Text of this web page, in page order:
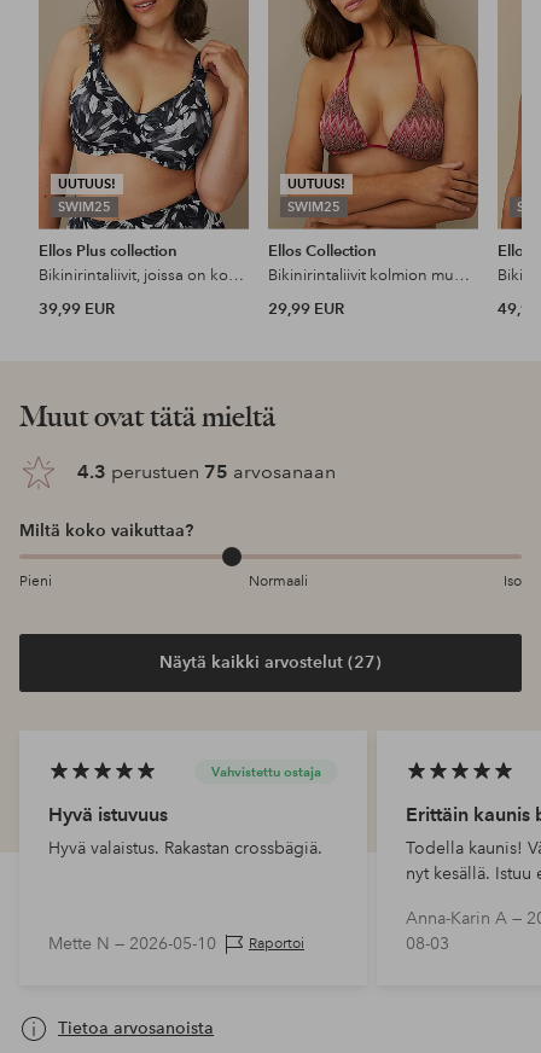
UUTUUS!
SWIM25
Ellos Plus collection
Bikinirintaliivit, joissa on kohokappaleet
39,99 EUR
UUTUUS!
SWIM25
Ellos Collection
Bikinirintaliivit kolmion muotoisilla kupeilla
29,99 EUR
Ellos
49,99
Muut ovat tätä mieltä
4.3 perustuen 75 arvosanaan
Miltä koko vaikuttaa?
Pieni Normaali Iso
Näytä kaikki arvostelut (27)
Vahvistettu ostaja
Hyvä istuvuus
Hyvä valaistus. Rakastan crossbägiä.
Mette N — 2026-05-10 Raportoi
Erittäin kaunis
Todella kaunis!
nyt kesällä.
Anna-Karin A —
08-03
Tietoa arvosanoista